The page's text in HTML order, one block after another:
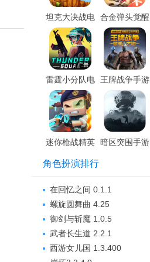
坦克大决战电
脑版「含模拟
器」
合金弹头觉醒
电脑版「含模
拟器」
雷霆小分队电
脑版「含模拟
器」
王牌战争手游
电脑版「含模
拟器」
迷你枪战精英
电脑版「含模
拟器」
暗区突围手游
角色扮演排行
在回忆之间 0.1.1
螺旋圆舞曲 4.25
御剑与斩魔 1.0.5
武者长生道 2.2.1
西游女儿国 1.3.400